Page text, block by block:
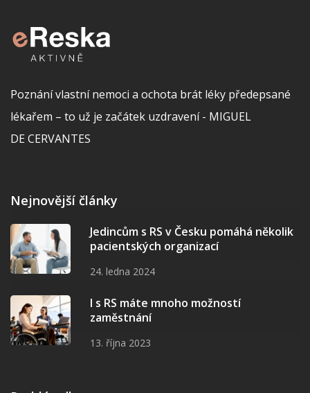
Poznání vlastní nemoci a ochota brát léky předepsané
lékařem – to už je začátek uzdravení - MIGUEL
DE CERVANTES
Nejnovější články
Jedincům s RS v Česku pomáhá několik
pacientských organizací
24. ledna 2024
I s RS máte mnoho možností
zaměstnání
13. října 2023